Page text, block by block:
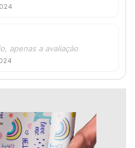
apenas a avaliação